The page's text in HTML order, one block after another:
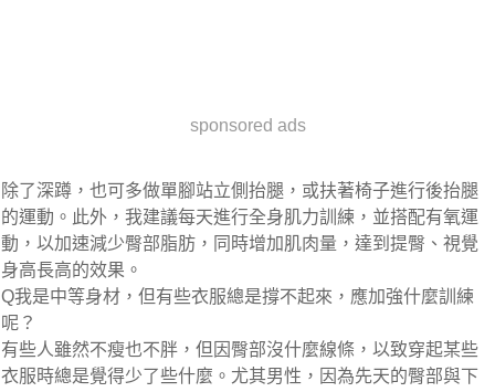
sponsored ads
除了深蹲，也可多做單腳站立側抬腿，或扶著椅子進行後抬腿
的運動。此外，我建議每天進行全身肌力訓練，並搭配有氧運
動，以加速減少臀部脂肪，同時增加肌肉量，達到提臀、視覺
身高長高的效果。
Q我是中等身材，但有些衣服總是撐不起來，應加強什麼訓練
呢？
有些人雖然不瘦也不胖，但因臀部沒什麼線條，以致穿起某些
衣服時總是覺得少了些什麼。尤其男性，因為先天的臀部與下